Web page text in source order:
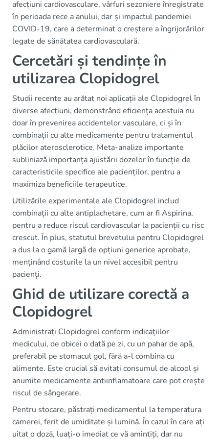
afecțiuni cardiovasculare, vârfuri sezoniere înregistrate
în perioada rece a anului, dar și impactul pandemiei
COVID-19, care a determinat o creștere a îngrijorărilor
legate de sănătatea cardiovasculară.
Cercetări și tendințe în
utilizarea Clopidogrel
Studii recente au arătat noi aplicații ale Clopidogrel în
diverse afecțiuni, demonstrând eficiența acestuia nu
doar în prevenirea accidentelor vasculare, ci și în
combinații cu alte medicamente pentru tratamentul
plăcilor aterosclerotice. Meta-analize importante
subliniază importanța ajustării dozelor în funcție de
caracteristicile specifice ale pacienților, pentru a
maximiza beneficiile terapeutice.
Utilizările experimentale ale Clopidogrel includ
combinații cu alte antiplachetare, cum ar fi Aspirina,
pentru a reduce riscul cardiovascular la pacienții cu risc
crescut. În plus, statutul brevetului pentru Clopidogrel
a dus la o gamă largă de opțiuni generice aprobate,
menținând costurile la un nivel accesibil pentru
pacienți.
Ghid de utilizare corectă a
Clopidogrel
Administrați Clopidogrel conform indicațiilor
medicului, de obicei o dată pe zi, cu un pahar de apă,
preferabil pe stomacul gol, fără a-l combina cu
alimente. Este crucial să evitați consumul de alcool și
anumite medicamente antiinflamatoare care pot crește
riscul de sângerare.
Pentru stocare, păstrați medicamentul la temperatura
camerei, ferit de umiditate și lumină. În cazul în care ați
uitat o doză, luați-o imediat ce vă amintiți, dar nu